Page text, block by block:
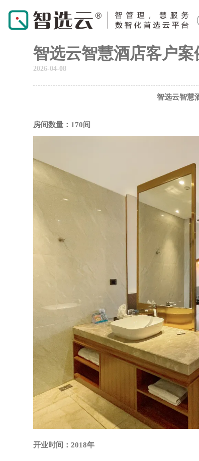
智选云智慧酒店客户
2026-04-08
智选云智慧
房间数量：170间
开业时间：2018年